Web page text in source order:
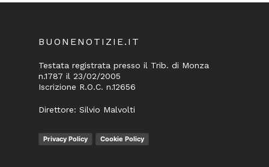
BUONENOTIZIE.IT
Testata registrata presso il Trib. di Monza
n.1787 il 23/02/2005
Iscrizione R.O.C. n.12656
Direttore: Silvio Malvolti
Privacy Policy Cookie Policy